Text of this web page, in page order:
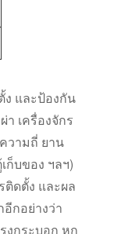
ง และป้องกัน
เครื่องจักร
วามถี่ ยาน
ก็บของ ฯลฯ)
ติดตั้ง และผล
กอย่างว่า
กระบอก หก